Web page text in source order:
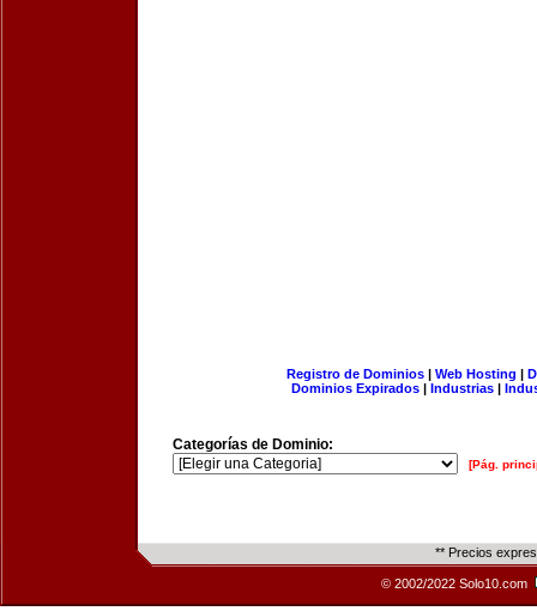
Registro de Dominios| Web Hosting |
Dominios Expirados | Industrias |
Categorías de Dominio:
[Pág.
** Precios
© 2002/2022 Solo10.com